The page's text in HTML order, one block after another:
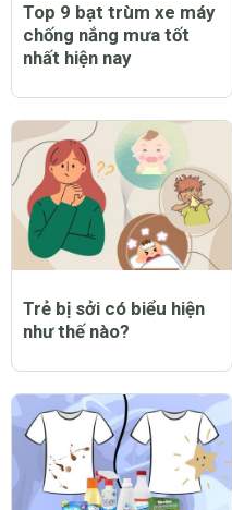
Top 9 bạt trùm xe máy
chống nắng mưa tốt
nhất hiện nay
Trẻ bị sởi có biểu hiện
như thế nào?